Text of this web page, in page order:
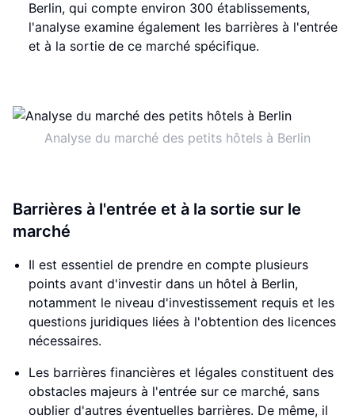
Berlin, qui compte environ 300 établissements,
l'analyse examine également les barrières à l'entrée
et à la sortie de ce marché spécifique.
Analyse du marché des petits hôtels à Berlin
Barrières à l'entrée et à la sortie sur le
marché
Il est essentiel de prendre en compte plusieurs
points avant d'investir dans un hôtel à Berlin,
notamment le niveau d'investissement requis et les
questions juridiques liées à l'obtention des licences
nécessaires.
Les barrières financières et légales constituent des
obstacles majeurs à l'entrée sur ce marché, sans
oublier d'autres éventuelles barrières. De même, il